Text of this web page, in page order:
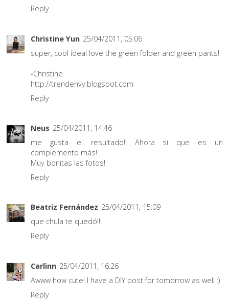
Reply
Christine Yun 25/04/2011, 05:06
super, cool idea! love the green folder and green pants!
-Christine
http://trendenvy.blogspot.com
Reply
Neus 25/04/2011, 14:46
me gusta el resultado!! Ahora sí que es un
complemento más!
Muy bonitas las fotos!
Reply
Beatriz Fernández 25/04/2011, 15:09
que chula te quedó!!!
Reply
Carlinn 25/04/2011, 16:26
Awww how cute! I have a DIY post for tomorrow as well :)
Reply